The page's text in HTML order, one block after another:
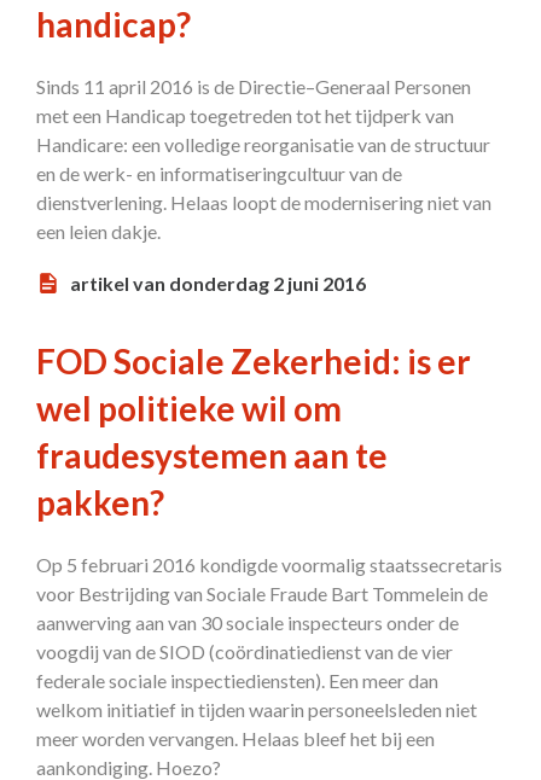
handicap?
Sinds 11 april 2016 is de Directie–Generaal Personen
met een Handicap toegetreden tot het tijdperk van
Handicare: een volledige reorganisatie van de structuur
en de werk- en informatiseringcultuur van de
dienstverlening. Helaas loopt de modernisering niet van
een leien dakje.
artikel van donderdag 2 juni 2016
FOD Sociale Zekerheid: is er
wel politieke wil om
fraudesystemen aan te
pakken?
Op 5 februari 2016 kondigde voormalig staatssecretaris
voor Bestrijding van Sociale Fraude Bart Tommelein de
aanwerving aan van 30 sociale inspecteurs onder de
voogdij van de SIOD (coördinatiedienst van de vier
federale sociale inspectiediensten). Een meer dan
welkom initiatief in tijden waarin personeelsleden niet
meer worden vervangen. Helaas bleef het bij een
aankondiging. Hoezo?